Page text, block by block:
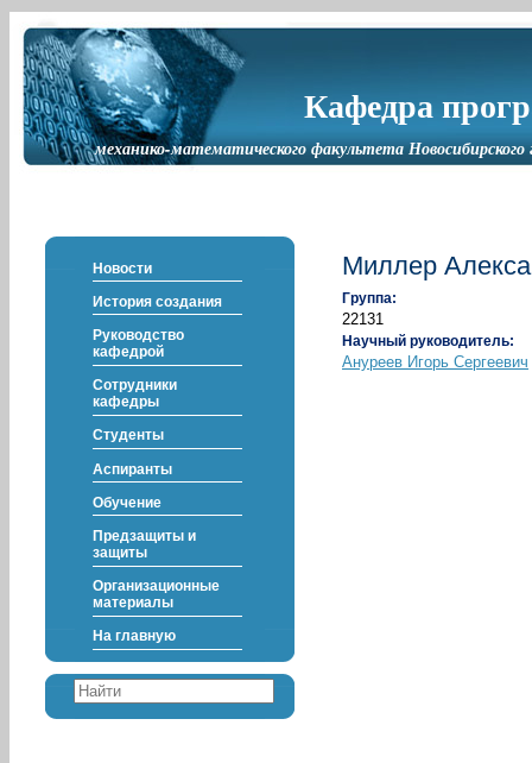
Кафедра
механико-математического факультета Новосибирского
Миллер
Группа:
22131
Научный руководитель:
Ануреев Игорь Сергеевич
Новости
История создания
Руководство
кафедрой
Сотрудники
кафедры
Студенты
Аспиранты
Обучение
Предзащиты и
защиты
Организационные
материалы
На главную